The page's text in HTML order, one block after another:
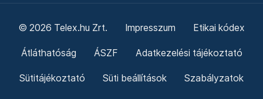
© 2026 Telex.hu Zrt. Impresszum Etikai kódex
Átláthatóság ÁSZF Adatkezelési tájékoztató
Sütitájékoztató Süti beállítások Szabályzatok